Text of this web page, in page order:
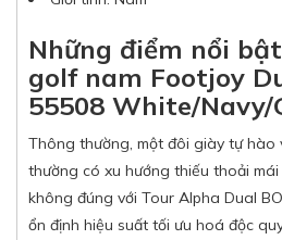
Những điểm nổi
golf nam Footjoy
55508 White/Navy/
Thông thường, một đôi giày tự hào
thường có xu hướng thiếu thoải
không đúng với Tour Alpha Dual
ổn định hiệu suất tối ưu hoá độc